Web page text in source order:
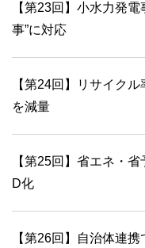
【第23回】小水力発
事”に対応
【第24回】リサイク
を減量
【第25回】省エネ・
D化
【第26回】自治体連